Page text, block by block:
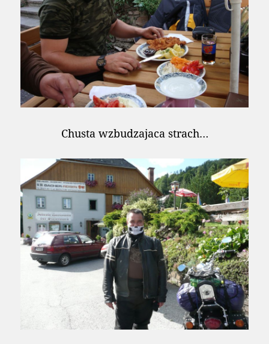
Chusta wzbudzajaca strach…